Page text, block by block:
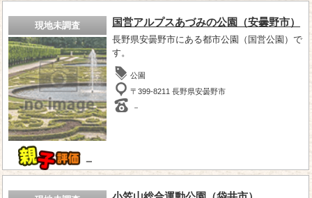
現地未調査
－
国営アルプスあづみの公園（安曇野市）
長野県安曇野市にある都市公園（国営公園）で
す。
公園
〒399-8211 長野県安曇野市
－